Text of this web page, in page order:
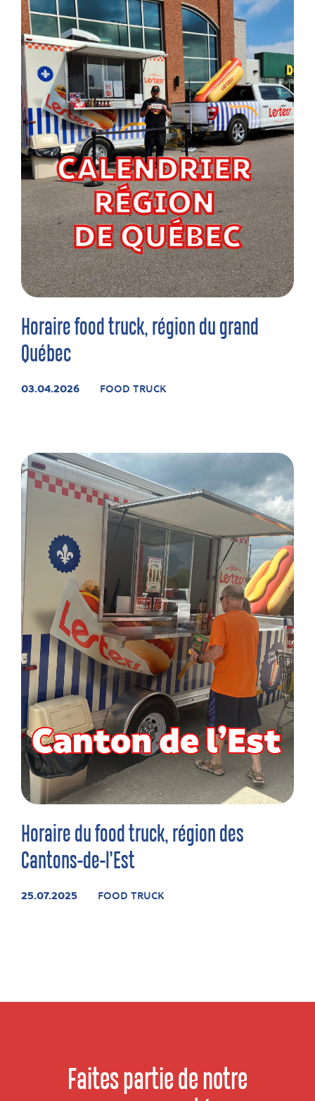
Horaire food truck, région du grand
Québec
03.04.2026 FOOD TRUCK
Horaire du food truck, région des
Cantons-de-l’Est
25.07.2025 FOOD TRUCK
Faites partie de notre